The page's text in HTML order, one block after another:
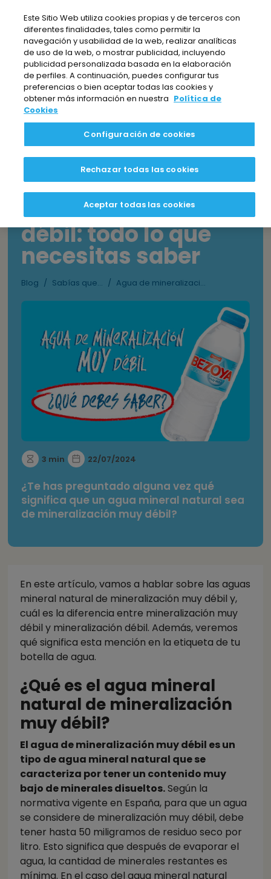
incluye
sistema
EL BLOG DE BEZOYA
TABLA DE CONTENIDOS
Agua de
mineralización muy
débil: todo lo que
necesitas saber
Blog / Sabías que... / Agua de mineralizaci...
3 min 22/07/2024
¿Te has preguntado alguna vez qué
significa que un agua mineral natural sea
de mineralización muy débil?
En este artículo, vamos a hablar sobre las aguas
mineral natural de mineralización muy débil y,
cuál es la diferencia entre mineralización muy
débil y mineralización débil. Además, veremos
qué significa esta mención en la etiqueta de tu
botella de agua.
¿Qué es el agua mineral
natural de mineralización
muy débil?
El agua de mineralización muy débil es un
tipo de agua mineral natural que se
caracteriza por tener un contenido muy
bajo de minerales disueltos.Según la
normativa vigente en España, para que un agua
se considere de mineralización muy débil, debe
tener hasta 50 miligramos de residuo seco por
litro. Esto significa que después de evaporar el
agua, la cantidad de minerales restantes es
mínima. En el caso del agua mineral natural
Este Sitio Web utiliza cookies propias y de terceros con
diferentes finalidades, tales como permitir la
navegación y usabilidad de la web, realizar analíticas
de uso de la web, o mostrar publicidad, incluyendo
publicidad personalizada basada en la elaboración
de perfiles. A continuación, puedes configurar tus
preferencias o bien aceptar todas las cookies y
obtener más información en nuestra Política de
Cookies
Configuración de cookies
Rechazar todas las cookies
Aceptar todas las cookies